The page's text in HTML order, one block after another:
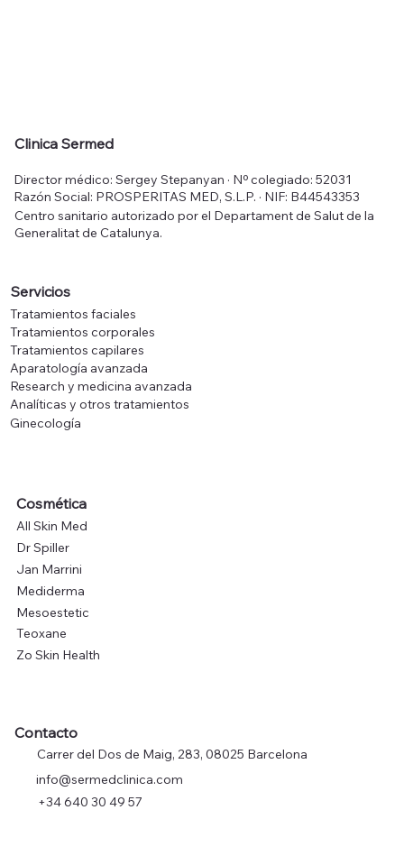
Clinica Sermed
Director médico: Sergey Stepanyan · Nº colegiado: 52031
Razón Social: PROSPERITAS MED, S.L.P. · NIF: B44543353
Centro sanitario autorizado por el Departament de Salut de la
Generalitat de Catalunya.
Servicios
Tratamientos faciales
Tratamientos corporales
Tratamientos capilares
Aparatología avanzada
Research y medicina avanzada
Analíticas y otros tratamientos
Ginecología
Cosmética
All Skin Med
Dr Spiller
Jan Marrini
Mediderma
Mesoestetic
Teoxane
Zo Skin Health
Contacto
Carrer del Dos de Maig, 283, 08025 Barcelona
info@sermedclinica.com
+34 640 30 49 57